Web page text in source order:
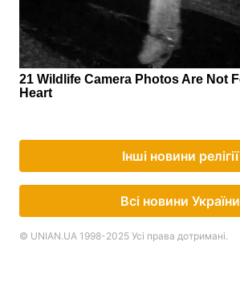
Інші новини релігії
Всі новини України
© UNIAN.UA 1998-2025 Усі права дотримані.